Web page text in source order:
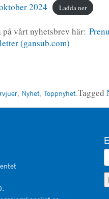
2024
Ladda ner
på vårt nyhetsbrev här:
(gansub.com)
, Nyhet,Toppnyhet.Tagged